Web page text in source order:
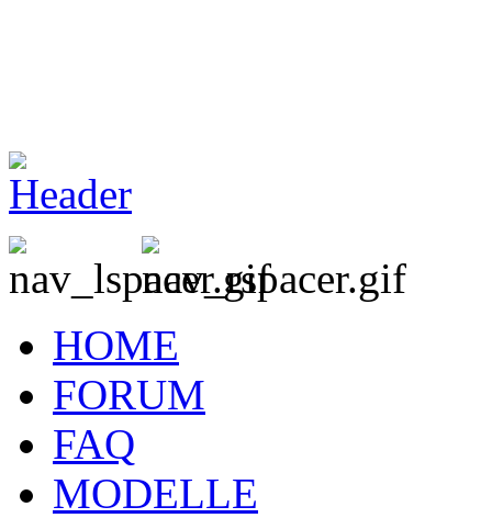
HOME
FORUM
FAQ
MODELLE